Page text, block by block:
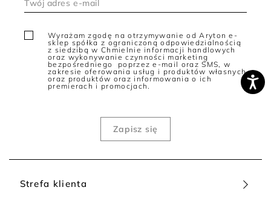
Strefa klienta
Wyrażam zgodę na otrzymywanie od Aryton e-
sklep spółka z ograniczoną odpowiedzialnością
z siedzibą w Chmielnie informacji handlowych
oraz wykonywanie czynności marketing
bezpośredniego poprzez e-mail oraz SMS, w
zakresie oferowania usług i produktów własnych
oraz produktów oraz informowania o ich
premierach i promocjach.